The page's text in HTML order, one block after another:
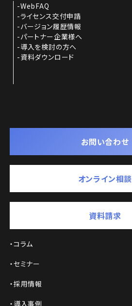
WebFAQ
ライセンス交付申請
バージョン履歴情報
パートナー企業様へ
導入を検討の方へ
資料ダウンロード
お問い合わせ
オンライン相談
資料請求
コラム
セミナー
採用情報
導入事例